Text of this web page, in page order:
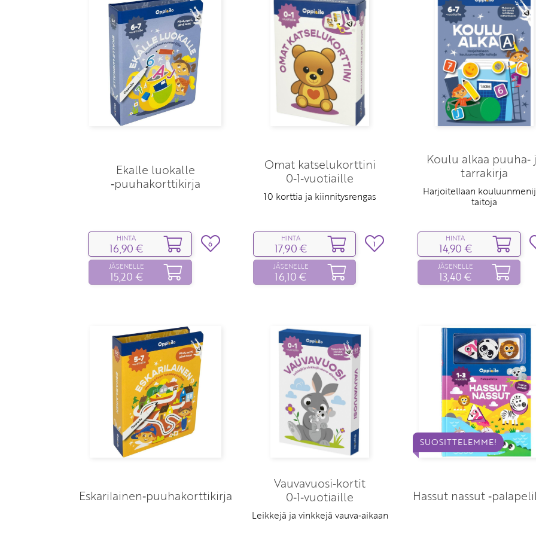
Ekalle luokalle
‑puuhakorttikirja
HINTA
16,90 €
JÄSENELLE
15,20 €
6
Omat katselukorttini
0‑1‑vuotiaille
10 korttia ja kiinnitysrengas
HINTA
17,90 €
JÄSENELLE
16,10 €
1
Koulu alkaa puuha‑
tarrakirja
Harjoitellaan
taitoja
HINTA
14,90 €
JÄSENELLE
13,40 €
Eskarilainen‑puuhakorttikirja
Vauvavuosi‑kortit
0‑1‑vuotiaille
Leikkejä ja vinkkejä vauva‑aikaan
SUOSITTELEMME!
Hassut nassut